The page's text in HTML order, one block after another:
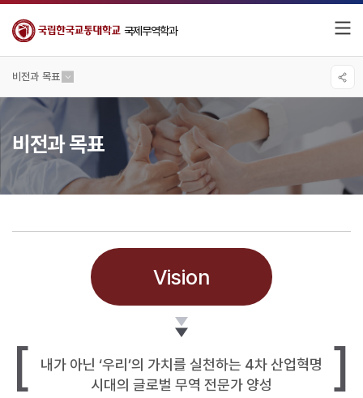
국제무역학과
비전과 목표
비전과 목표
Vision
내가 아닌 ‘우리’의 가치를 실천하는 4차 산업혁명
시대의 글로벌 무역 전문가 양성